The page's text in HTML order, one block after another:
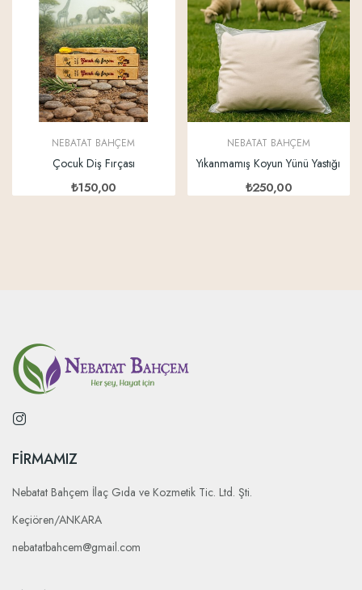
NEBATAT BAHÇEM
Çocuk Diş Fırçası
₺150,00
NEBATAT BAHÇEM
Yıkanmamış Koyun Yünü Yastığı
₺250,00
FIRMAMIZ
Nebatat Bahçem İlaç Gıda ve Kozmetik Tic. Ltd. Şti.
Keçiören/ANKARA
nebatatbahcem@gmail.com